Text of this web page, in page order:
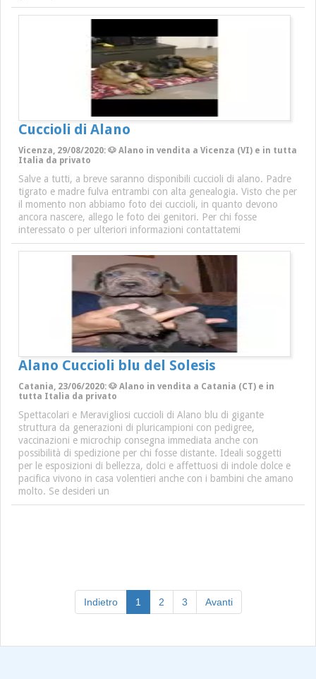
Cuccioli di Alano
Vicenza, 29/08/2020: 🐶 Alano in vendita a Vicenza (VI) e in tutta
Italia da privato
Salve a tutti, a breve saranno disponibili cuccioli di alano. Padre
tigrato e madre fulva entrambi con alta genealogia. Visto che per
il momento non abbiamo foto dei cuccioli, in quanto devono
ancora nascere, allego le foto dei genitori. Per chi fosse
interessato o per ulteriori informazioni contattatemi
Alano Cuccioli blu del Solesis
Catania, 23/06/2020: 🐶 Alano in vendita a Catania (CT) e in
tutta Italia da privato
Spettacolari e Meravigliosi cuccioli di Alano blu di gigante
struttura da generazioni di pluricampioni con pedigree,
vaccinazioni e microchip consegna immediata anche con
possibilità di spedizione per chi fosse distante. Ideali soggetti
per le esposizioni di bellezza, dolci e affettuosi di indole dolce e
pacifica vivono in casa volentieri anche con i bambini che amano
molto. Se desideri un
Indietro 1 (current)
2 3 Avanti